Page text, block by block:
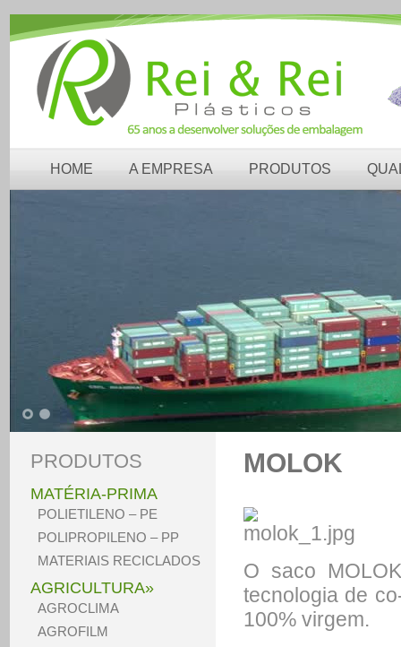
HOME A EMPRESA PRODUTOS
PRODUTOS
MATÉRIA-PRIMA
POLIETILENO – PE
POLIPROPILENO – PP
MATERIAIS RECICLADOS
AGRICULTURA»
AGROCLIMA
AGROFILM
MOLOK
O saco
tecnologia de
100% virgem.